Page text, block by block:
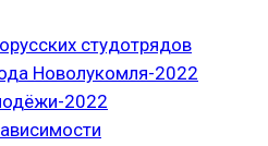
студотрядов
Новолукомля-2022
2022